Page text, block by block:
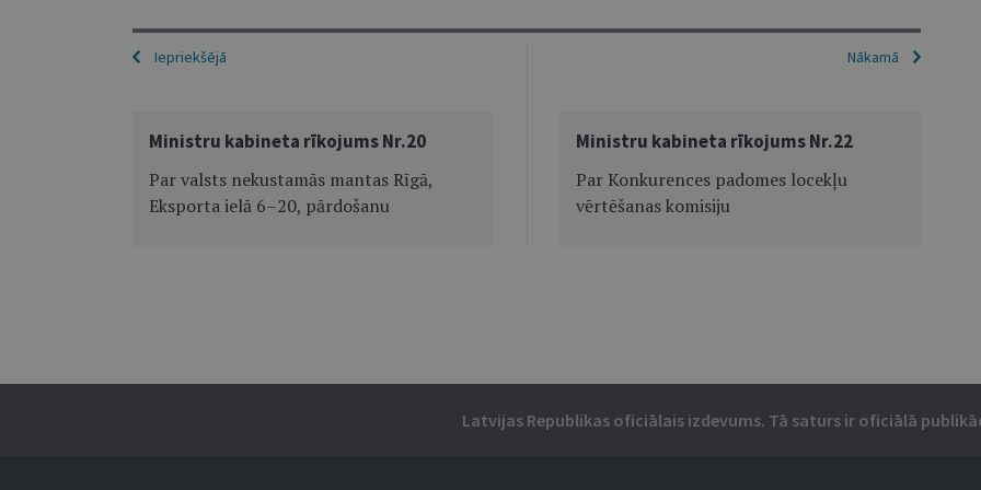
Iepriekšējā Nākamā
Ministru kabineta rīkojums Nr.20
Par valsts nekustamās mantas Rīgā,
Eksporta ielā 6–20, pārdošanu
Ministru kabineta rīkojums Nr.22
Par Konkurences padomes locekļu
vērtēšanas komisiju
Latvijas Republikas oficiālais izdevums. Tā saturs ir oficiālā